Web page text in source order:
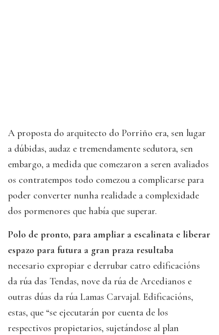
A proposta do arquitecto do Porriño era, sen lugar
a dúbidas, audaz e tremendamente sedutora, sen
embargo, a medida que comezaron a seren avaliados
os contratempos todo comezou a complicarse para
poder converter nunha realidade a complexidade
dos pormenores que había que superar.
Polo de pronto, para ampliar a escalinata e liberar
espazo para futura a gran praza resultaba
necesario expropiar e derrubar catro edificacións
da rúa das Tendas, nove da rúa de Arcedianos e
outras dúas da rúa Lamas Carvajal. Edificacións,
estas, que “se ejecutarán por cuenta de los
respectivos propietarios, sujetándose al plan